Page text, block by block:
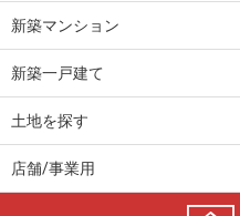
新築マンション
新築一戸建て
土地を探す
店舗/事業用